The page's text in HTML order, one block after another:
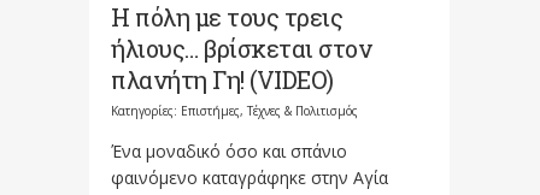
Η πόλη με τους τρεις
ήλιους… βρίσκεται στον
πλανήτη Γη! (VIDEO)
Κατηγορίες: Επιστήμες, Τέχνες & Πολιτισμός
Ένα μοναδικό όσο και σπάνιο
φαινόμενο καταγράφηκε στην Αγία